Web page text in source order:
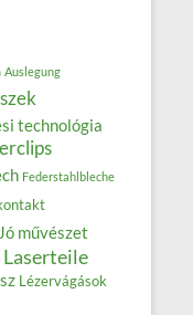
Auslegung
technológia
Federstahlbleche
Jó művészet
Laserteile
Lézervágások